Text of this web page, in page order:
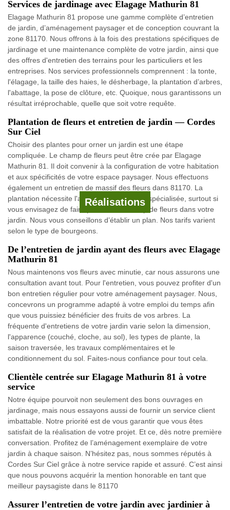
Réalisations
Services de jardinage avec Elagage Mathurin 81
Elagage Mathurin 81 propose une gamme complète d’entretien
de jardin, d’aménagement paysager et de conception couvrant la
zone 81170. Nous offrons à la fois des prestations spécifiques de
jardinage et une maintenance complète de votre jardin, ainsi que
des offres d'entretien des terrains pour les particuliers et les
entreprises. Nos services professionnels comprennent : la tonte,
l'élagage, la taille des haies, le désherbage, la plantation d’arbres,
l'abattage, la pose de clôture, etc. Quoique, nous garantissons un
résultat irréprochable, quelle que soit votre requête.
Plantation de fleurs et entretien de jardin — Cordes
Sur Ciel
Choisir des plantes pour orner un jardin est une étape
compliquée. Le champ de fleurs peut être crée par Elagage
Mathurin 81. Il doit convenir à la configuration de votre habitation
et aux spécificités de votre espace paysager. Nous effectuons
également un entretien de massif des fleurs dans 81170. La
plantation nécessite l'aide d'une entreprise spécialisée, surtout si
vous envisagez de faire pousser beaucoup de fleurs dans votre
jardin. Nous vous conseillons d’établir un plan. Nos tarifs varient
selon le type de bourgeons.
De l’entretien de jardin ayant des fleurs avec Elagage
Mathurin 81
Nous maintenons vos fleurs avec minutie, car nous assurons une
consultation avant tout. Pour l'entretien, vous pouvez profiter d'un
bon entretien régulier pour votre aménagement paysager. Nous,
concevrons un programme adapté à votre emploi du temps afin
que vous puissiez bénéficier des fruits de vos arbres. La
fréquente d'entretiens de votre jardin varie selon la dimension,
l'apparence (couché, cloche, au sol), les types de plante, la
saison traversée, les travaux complémentaires et le
conditionnement du sol. Faites-nous confiance pour tout cela.
Clientèle centrée sur Elagage Mathurin 81 à votre
service
Notre équipe pourvoit non seulement des bons ouvrages en
jardinage, mais nous essayons aussi de fournir un service client
imbattable. Notre priorité est de vous garantir que vous êtes
satisfait de la réalisation de votre projet. Et ce, dès notre première
conversation. Profitez de l’aménagement exemplaire de votre
jardin à chaque saison. N’hésitez pas, nous sommes réputés à
Cordes Sur Ciel grâce à notre service rapide et assuré. C’est ainsi
que nous pouvons acquérir la mention honorable en tant que
meilleur paysagiste dans le 81170
Assurer l’entretien de votre jardin avec jardinier à